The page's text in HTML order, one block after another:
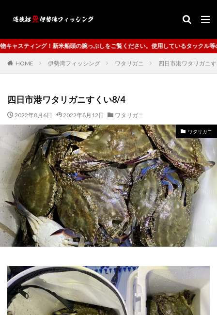
ぷしをご覧ください。使用しているタックル等の情報提供も、ご案内致します。
HOME 伊勢湾フィッシング ワタリガニ 四日市港ワタリガニ
四日市港ワタリガニすくい8/4
2022年8月6日 2022年8月12日 ワタリガニ
ワタリガニ